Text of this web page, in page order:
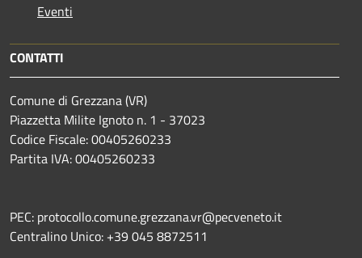
Eventi
CONTATTI
Comune di Grezzana (VR)
Piazzetta Milite Ignoto n. 1 - 37023
Codice Fiscale: 00405260233
Partita IVA: 00405260233
PEC: protocollo.comune.grezzana.vr@pecveneto.it
Centralino Unico: +39 045 8872511